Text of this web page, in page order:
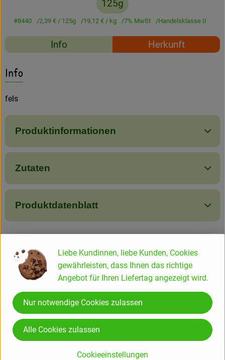
Entdecken
125g
#8440 2,39 € / 125g 19,12 € / kg 7% MwSt Handelsklasse II
Rezepte
Info Herkunft
Info
fels
Produktinformationen
Zutaten
Produktdatenblatt
Herkunft
Hersteller: Harvest Moon
Deutschland
Liebe Kundinnen, liebe Kunden, Cookies
gewährleisten, dass Ihnen das richtige
Angebot für Ihren Liefertag angezeigt wird.
Cookieeinstellungen
Nur notwendige Cookies zulassen
Alle Cookies zulassen